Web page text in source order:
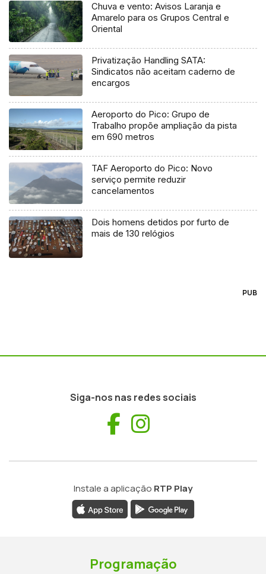
Chuva e vento: Avisos Laranja e
Amarelo para os Grupos Central e
Oriental
Privatização Handling SATA:
Sindicatos não aceitam caderno de
encargos
Aeroporto do Pico: Grupo de
Trabalho propõe ampliação da pista
em 690 metros
TAF Aeroporto do Pico: Novo
serviço permite reduzir
cancelamentos
Dois homens detidos por furto de
mais de 130 relógios
PUB
Siga-nos nas redes sociais
Facebook
Instale a aplicação RTP Play
Programação